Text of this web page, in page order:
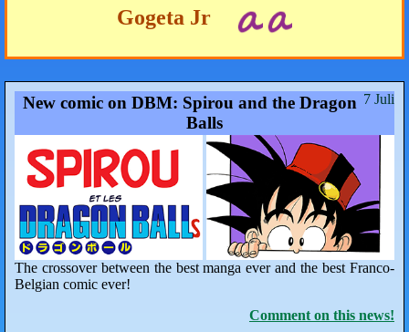
Gogeta Jr
7 Juli
New comic on DBM: Spirou and the Dragon
Balls
The crossover between the best manga ever and the best Franco-
Belgian comic ever!
Comment on this news!